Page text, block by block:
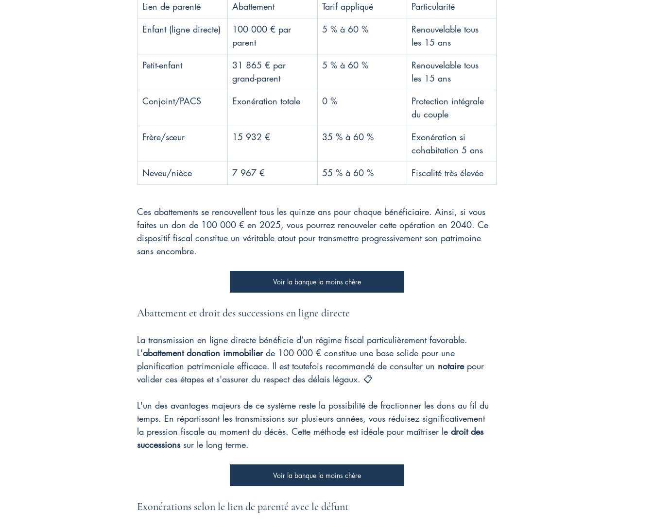
Lien de parenté Abattement Tarif appliqué
Particularité
Enfant (ligne directe)
100 000 € par
parent
5 % à 60 %
Renouvelable tous
les 15 ans
Petit-enfant
31 865 € par
grand-parent
5 % à 60 %
Renouvelable tous
les 15 ans
Conjoint/PACS
Exonération totale 0 %
Protection intégrale
du couple
Frère/sœur
15 932 € 35 % à 60 %
Exonération si
cohabitation 5 ans
Neveu/nièce
7 967 € 55 % à 60 % Fiscalité très élevée
Ces abattements se renouvellent tous les quinze ans pour chaque bénéficiaire. Ainsi, si vous
faites un don de 100 000 € en 2025, vous pourrez renouveler cette opération en 2040. Ce
dispositif fiscal constitue un véritable atout pour transmettre progressivement son patrimoine
sans encombre.
Voir la banque la moins chère
Abattement et droit des successions en ligne directe
La transmission en ligne directe bénéficie d’un régime fiscal particulièrement favorable.
L'abattement donation immobilier de 100 000 € constitue une base solide pour une
planification patrimoniale efficace. Il est toutefois recommandé de consulter un notaire pour
valider ces étapes et s'assurer du respect des délais légaux. 📋
L'un des avantages majeurs de ce système reste la possibilité de fractionner les dons au fil du
temps. En répartissant les transmissions sur plusieurs années, vous réduisez significativement
la pression fiscale au moment du décès. Cette méthode est idéale pour maîtriser le droit des
successions sur le long terme.
Voir la banque la moins chère
Exonérations selon le lien de parenté avec le défunt